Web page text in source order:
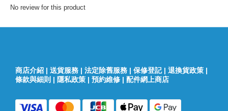
No review for this product
商店介紹 | 送貨服務 | 法定除舊服務 | 保修登記| 退換貨政策 |
條款與細則 | 隱私政策 | 預約維修 | 配件網上商店